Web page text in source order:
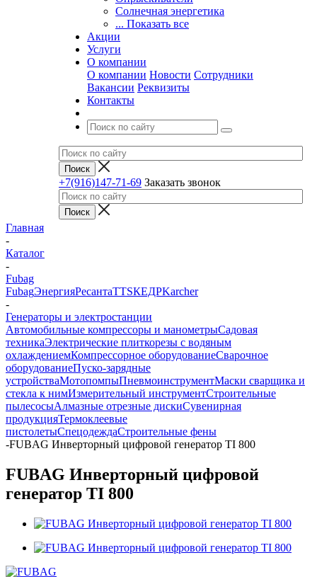
Солнечная энергетика
... Показать все
Акции
Услуги
О компании
О компании Новости Сотрудники
Вакансии Реквизиты
Контакты
+7(916)147-71-69 Заказать звонок
Главная
-
Каталог
-
Fubag
FubagЭнергияРесантаTTSКЕДРKarcher
-
Генераторы и электростанции
Автомобильные компрессоры и манометрыСадовая
техникаЭлектрические плиткорезы с водяным
охлаждениемКомпрессорное оборудованиеСварочное
оборудованиеПуско-зарядные
устройстваМотопомпыПневмоинструментМаски сварщика и
стекла к нимИзмерительный инструментСтроительные
пылесосыАлмазные отрезные дискиСувенирная
продукцияТермоклеевые
пистолетыСпецодеждаСтроительные фены
-FUBAG Инверторный цифровой генератор TI 800
FUBAG Инверторный цифровой
генератор TI 800